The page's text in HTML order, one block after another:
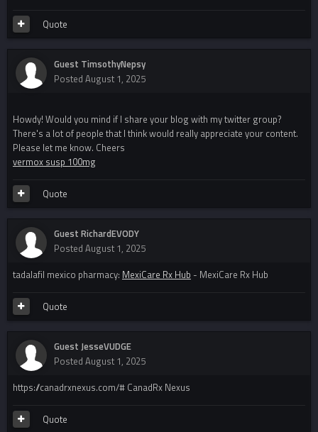
Quote
Guest TimsothyNepsy
Posted August 1, 2025
Howdy! Would you mind if I share your blog with my twitter group?
There's a lot of people that I think would really appreciate your content.
Please let me know. Cheers
vermox susp 100mg
Quote
Guest RichardEVODY
Posted August 1, 2025
tadalafil mexico pharmacy: MexiCare Rx Hub - MexiCare Rx Hub
Quote
Guest JesseVUDGE
Posted August 1, 2025
https://canadrxnexus.com/# CanadRx Nexus
Quote